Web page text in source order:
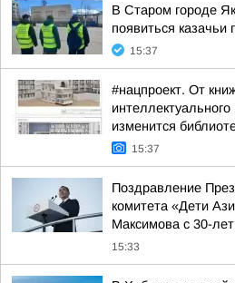
В Старом городе
появиться казачьи
15:37
#нацпроект. От
интеллектуального
изменится
15:37
Поздравление
комитета «Дети
Максимова с 30-
15:33